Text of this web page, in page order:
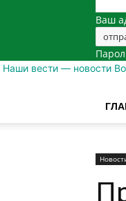
Ваш
Наши вести — новости